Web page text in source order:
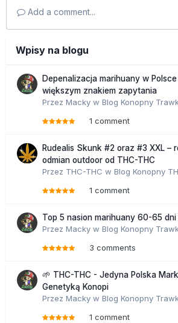
Add a comment...
Wpisy na blogu
Depenalizacja marihuany w
większym znakiem zapytania
Przez Macky w Blog Konopny
1 comment
Rudealis Skunk #2 oraz #3 XXL –
odmian outdoor od THC-THC
Przez THC-THC w Blog Konopny
1 comment
Top 5 nasion marihuany 60-65 dni
Przez Macky w Blog Konopny
3 comments
🌱 THC-THC - Jedyna Polska
Genetyką Konopi
Przez Macky w Blog Konopny
1 comment